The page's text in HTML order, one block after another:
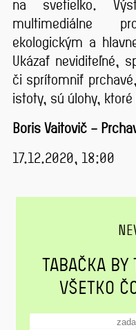
na svetielko.
multimediálne
ekologickým a
Ukázať neviditeľné,
či sprítomniť
istoty, sú úlohy,
Boris Vaitovič –
17.12.2020, 18:00
TABAČKA BY
VŠETKO